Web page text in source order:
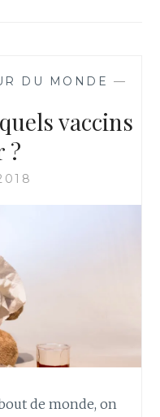
DU MONDE —
vaccins
?
de monde, on